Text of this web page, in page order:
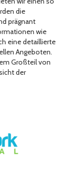
die
prägnant
wie
eine detaillierte
Angeboten.
Großteil von
der